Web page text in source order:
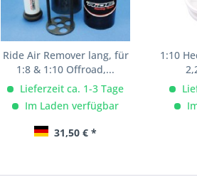
Ride Air Remover lang, für
1:8 & 1:10 Offroad,...
Lieferzeit ca. 1-3 Tage
Im Laden verfügbar
31,50 € *
1:10